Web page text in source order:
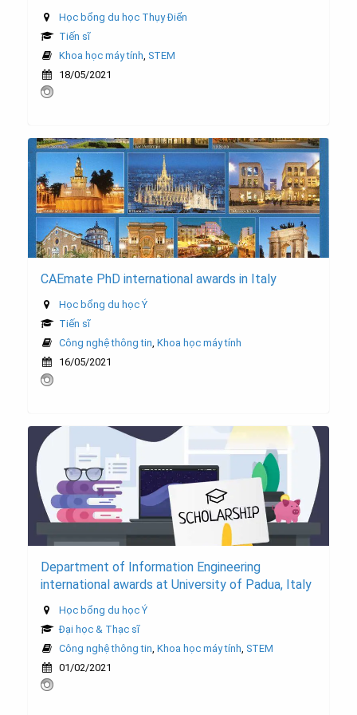
Học bổng du học Thụy Điển
Tiến sĩ
Khoa học máy tính STEM
18/05/2021
CAEmate PhD international awards in Italy
Học bổng du học Ý
Tiến sĩ
Công nghệ thông tin, Khoa học máy tính
16/05/2021
Department of Information Engineering
international awards at University of Padua, Italy
Học bổng du học Ý
Đại học & Thạc sĩ
Công nghệ thông tin Khoa học máy tính STEM
01/02/2021